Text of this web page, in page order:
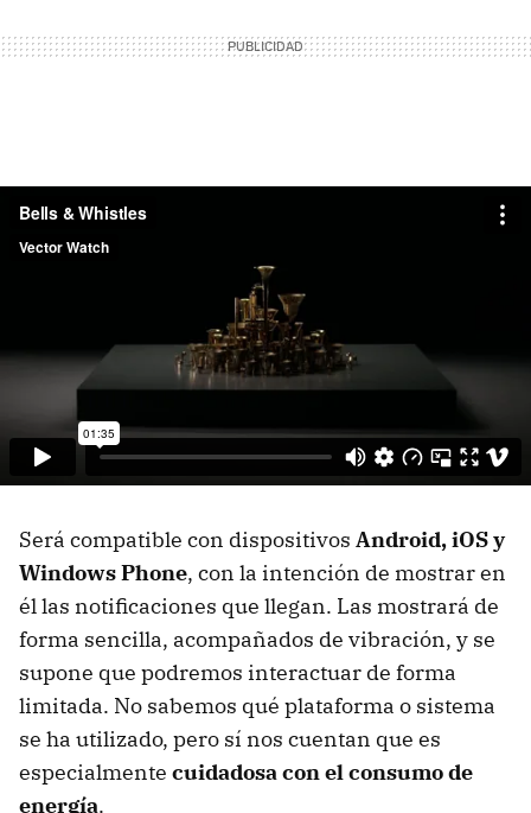
Será compatible con dispositivos Android, iOS y
Windows Phone, con la intención de mostrar en
él las notificaciones que llegan. Las mostrará de
forma sencilla, acompañados de vibración, y se
supone que podremos interactuar de forma
limitada. No sabemos qué plataforma o sistema
se ha utilizado, pero sí nos cuentan que es
especialmente cuidadosa con el consumo de
energía.